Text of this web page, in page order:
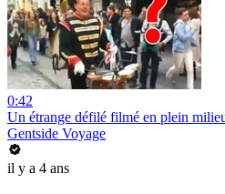
0:42
Un étrange défilé filmé en plein
Gentside Voyage
il y a 4 ans